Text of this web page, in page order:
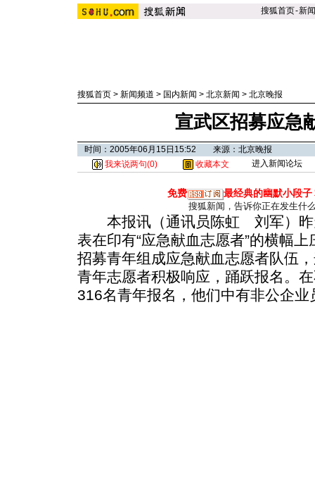
搜狐首页-新闻
搜狐首页 > 新闻频道 > 国内新闻 > 北京新闻 > 北京晚报
宣武区招募应急
时间：2005年06月15日15:52 来源：北京晚报
我来说两句(0) 收藏本文 进入新闻论坛
免费 最经典的幽默小段子
搜狐新闻，告诉你正在发生什
本报讯（通讯员陈虹 刘军）昨
表在印有“应急献血志愿者”的横幅
招募青年组成应急献血志愿者队伍
青年志愿者积极响应，踊跃报名。
316名青年报名，他们中有非公企